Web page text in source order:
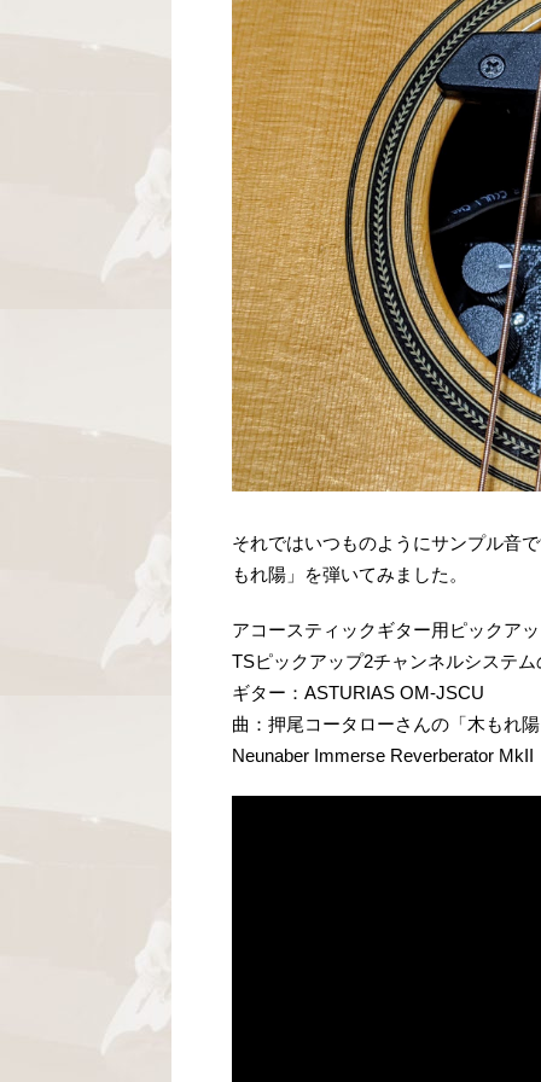
それではいつものようにサンプル音
もれ陽」を弾いてみました。
アコースティックギター用ピックア
TSピックアップ2チャンネルシステム
ギター：ASTURIAS OM-JSCU
曲：押尾コータローさんの「木もれ
Neunaber Immerse Reverberator MkII